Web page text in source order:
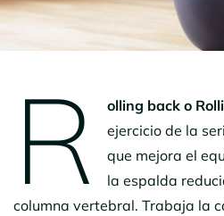
R olling back o
ejercicio de la
que mejora el
la espalda
columna vertebral. Trabaja la